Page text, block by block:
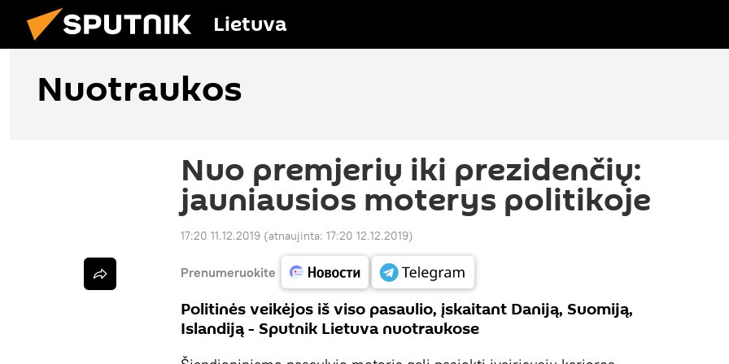
Lietuva
Nuotraukos
Nuo premjerių iki prezidenčių:
jauniausios moterys politikoje
17:20 11.12.2019 (atnaujinta: 17:20 12.12.2019)
Prenumeruokite
Politinės veikėjos iš viso pasaulio, įskaitant Daniją, Suomiją,
Islandiją - Sputnik Lietuva nuotraukose